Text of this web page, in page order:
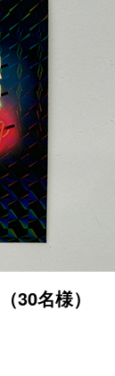
30名様）